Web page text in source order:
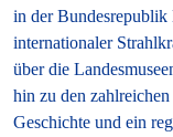
in der Bundesrepublik
internationaler
über die
hin zu den
Geschichte und ein